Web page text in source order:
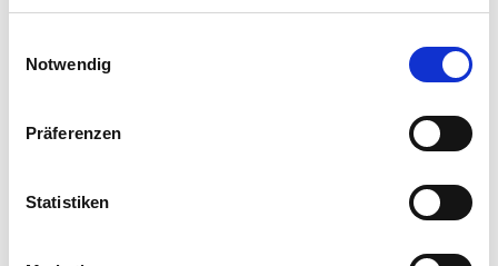
Notwendig
Präferenzen
Statistiken